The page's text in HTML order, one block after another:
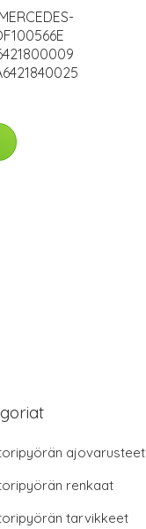
ajovarusteet
renkaat
tarvikkeet